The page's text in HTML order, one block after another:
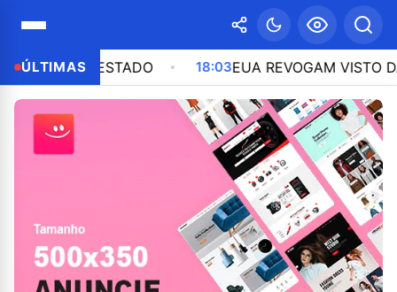
ÚLTIMAS
ESTADO 18:03 EUA REVOGAM VISTO DA